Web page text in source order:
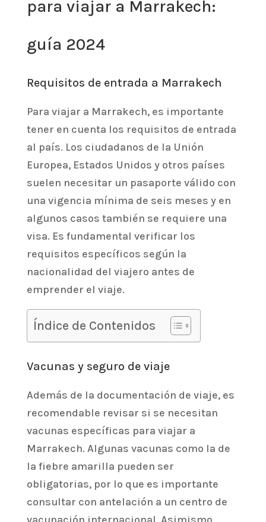
para viajar a Marrakech:
guía 2024
Requisitos de entrada a Marrakech
Para viajar a Marrakech, es importante
tener en cuenta los requisitos de entrada
al país. Los ciudadanos de la Unión
Europea, Estados Unidos y otros países
suelen necesitar un pasaporte válido con
una vigencia mínima de seis meses y en
algunos casos también se requiere una
visa. Es fundamental verificar los
requisitos específicos según la
nacionalidad del viajero antes de
emprender el viaje.
Índice de Contenidos
Vacunas y seguro de viaje
Además de la documentación de viaje, es
recomendable revisar si se necesitan
vacunas específicas para viajar a
Marrakech. Algunas vacunas como la de
la fiebre amarilla pueden ser
obligatorias, por lo que es importante
consultar con antelación a un centro de